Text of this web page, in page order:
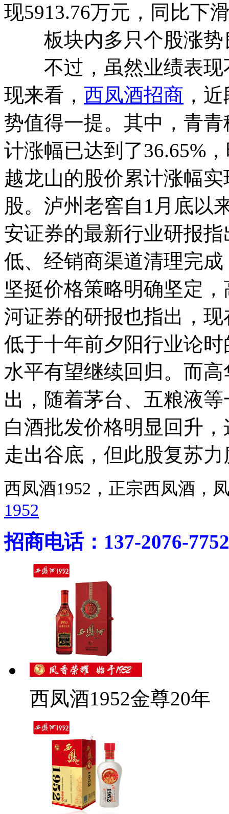
现5913.76万元，同比下
板块内多只个股涨势
不过，虽然业绩表现
现来看， 西凤酒招商 ，
势值得一提。其中，青
计涨幅已达到了36.65%
越龙山的股价累计涨幅
股。泸州老窖自1月底以
安证券的最新行业研报
低、经销商渠道清理完
坚挺价格策略明确坚定
河证券的研报也指出，
低于十年前夕阳行业论
水平有望继续回归。而
出，随着茅台、五粮液
白酒批发价格明显回升
走出谷底，但此股复苏
西凤酒1952，正宗西凤酒
1952
招商电话：137-2076-7752
西凤酒1952金尊20年